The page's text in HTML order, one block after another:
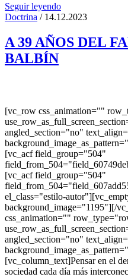
Seguir leyendo
Doctrina / 14.12.2023
A 39 AÑOS DEL
BALBÍN
[vc_row css_animation=""
angled_section="no"
[vc_acf field_group="504"
[vc_acf field_group="504"
el_class="estilo-
background_image="1195"][/
css_animation=""
angled_section="no"
[vc_column_text]Pensar en el
sociedad cada día más